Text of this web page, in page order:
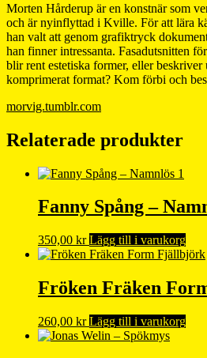
Morten Hårderup är en konstnär som
och är nyinflyttad i Kville. För att lära
han valt att genom grafiktryck
han finner intressanta. Fasadutsnitten
blir rent estetiska former, eller
komprimerat format? Kom förbi och
morvig.tumblr.com
Relaterade produkter
Fanny Spång –
350,00 kr Lägg till i varukorg
Fröken Fräken
260,00 kr Lägg till i varukorg